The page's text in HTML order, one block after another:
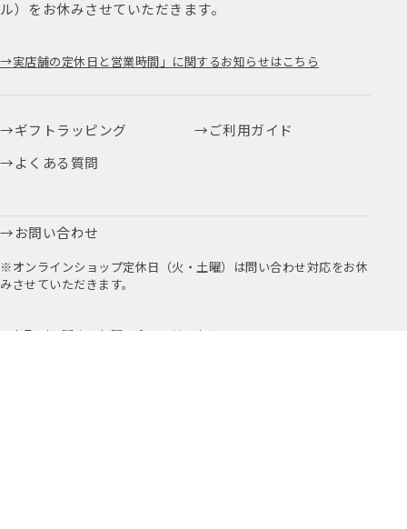
ル）をお休みさせていただきます。
実店舗の定休日と営業時間」に関するお知らせはこちら
ギフトラッピング
ご利用ガイド
よくある質問
お問い合わせ
※オンラインショップ定休日（火・土曜）は問い合わせ対応をお休
みさせていただきます。
お取引に関するお問い合わせはこちら